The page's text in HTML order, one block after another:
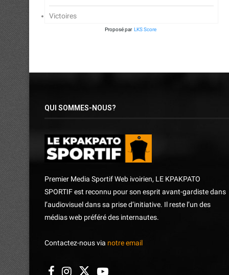
Victoires
Proposé par LKS Score
QUI SOMMES-NOUS?
Premier Media Sportif Web ivoirien, LE KPAKPATO
SPORTIF est reconnu pour son esprit avant-gardiste dans
l’audiovisuel dans sa prise d’initiative. Il reste l’un des
médias web préféré des internautes.
Contactez-nous via notre email